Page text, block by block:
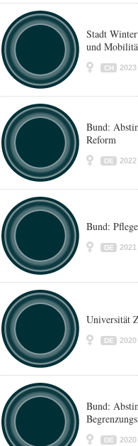
Stadt
und
CH 2023
Bund:
Reform
DE 2022
Bund:
DE 2021
Universität
DE 2020
Bund:
DE 2020